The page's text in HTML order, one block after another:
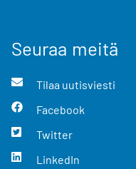
Seuraa meitä
Tilaa uutisviesti
Facebook
Twitter
LinkedIn